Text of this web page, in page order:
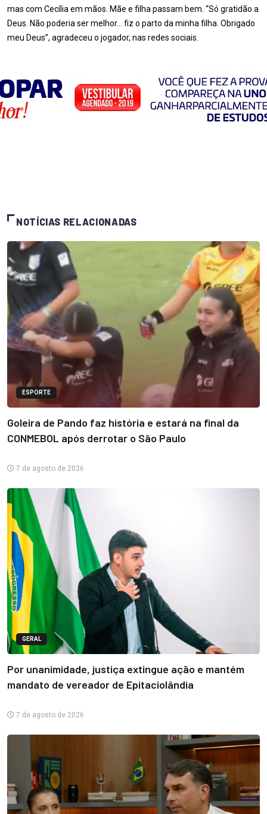
mas com Cecília em mãos. Mãe e filha passam bem. “Só gratidão a
Deus. Não poderia ser melhor… fiz o parto da minha filha. Obrigado
meu Deus”, agradeceu o jogador, nas redes sociais.
NOTÍCIAS RELACIONADAS
ESPORTE
Goleira de Pando faz história e estará na final da
CONMEBOL após derrotar o São Paulo
7 de agosto de 2026
GERAL
Por unanimidade, justiça extingue ação e mantém
mandato de vereador de Epitaciolândia
7 de agosto de 2026